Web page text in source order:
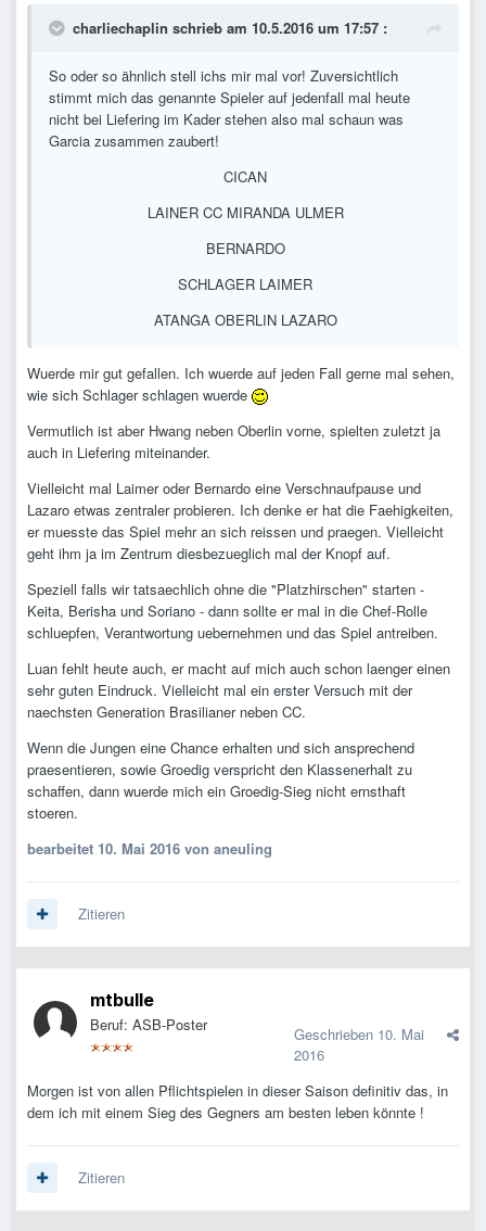
charliechaplin schrieb am 10.5.2016 um 17:57 :
So oder so ähnlich stell ichs mir mal vor! Zuversichtlich
stimmt mich das genannte Spieler auf jedenfall mal heute
nicht bei Liefering im Kader stehen also mal schaun was
Garcia zusammen zaubert!
CICAN
LAINER CC MIRANDA ULMER
BERNARDO
SCHLAGER LAIMER
ATANGA OBERLIN LAZARO
Wuerde mir gut gefallen. Ich wuerde auf jeden Fall gerne mal sehen,
wie sich Schlager schlagen wuerde
Vermutlich ist aber Hwang neben Oberlin vorne, spielten zuletzt ja
auch in Liefering miteinander.
Vielleicht mal Laimer oder Bernardo eine Verschnaufpause und
Lazaro etwas zentraler probieren. Ich denke er hat die Faehigkeiten,
er muesste das Spiel mehr an sich reissen und praegen. Vielleicht
geht ihm ja im Zentrum diesbezueglich mal der Knopf auf.
Speziell falls wir tatsaechlich ohne die "Platzhirschen" starten -
Keita, Berisha und Soriano - dann sollte er mal in die Chef-Rolle
schluepfen, Verantwortung uebernehmen und das Spiel antreiben.
Luan fehlt heute auch, er macht auf mich auch schon laenger einen
sehr guten Eindruck. Vielleicht mal ein erster Versuch mit der
naechsten Generation Brasilianer neben CC.
Wenn die Jungen eine Chance erhalten und sich ansprechend
praesentieren, sowie Groedig verspricht den Klassenerhalt zu
schaffen, dann wuerde mich ein Groedig-Sieg nicht ernsthaft
stoeren.
bearbeitet 10. Mai 2016 von aneuling
Zitieren
mtbulle
Beruf: ASB-Poster Geschrieben 10. Mai
2016
Morgen ist von allen Pflichtspielen in dieser Saison definitiv das, in
dem ich mit einem Sieg des Gegners am besten leben könnte !
Zitieren